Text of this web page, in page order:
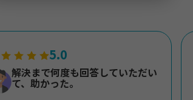
5.0
解決まで何度も回答していただい
て、助かった。